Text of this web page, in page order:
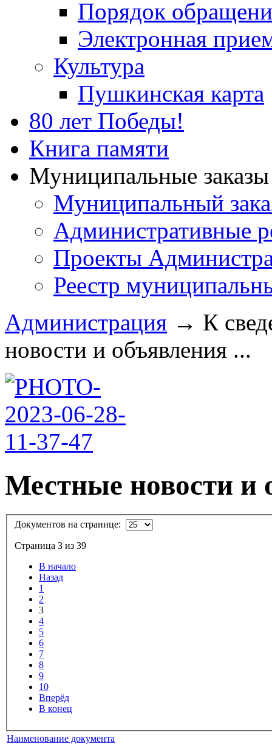
Порядок
Электронная
Культура
Пушкинская карта
80 лет Победы!
Книга памяти
Муниципальные
Муниципальный
Административные
Проекты
Реестр
Администрация → К
новости и объявления ...
Местные новости и
Документов на странице:
Страница 3 из 39
В начало
Назад
1
2
3
4
5
6
7
8
9
10
Вперёд
В конец
Наименование документа